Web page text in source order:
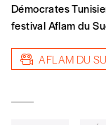
Édition
Démocrates
festival Aflam du
AFLAM DU